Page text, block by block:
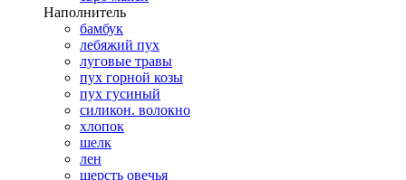
Наполнитель
бамбук
лебяжий пух
луговые травы
пух горной козы
пух гусиный
силикон. волокно
хлопок
шелк
лен
шерсть овечья